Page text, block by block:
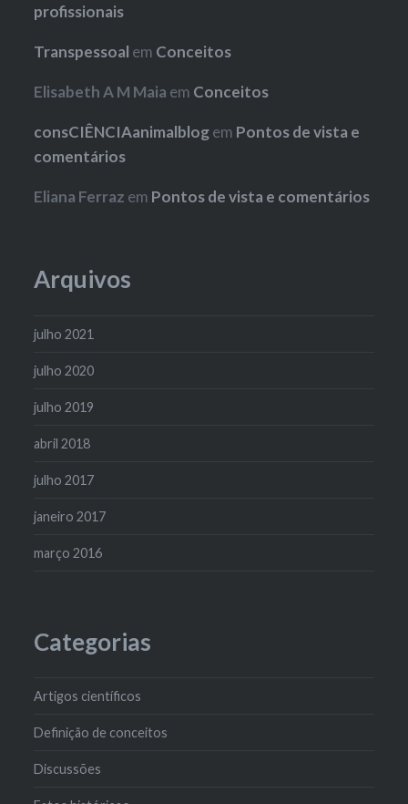
profissionais
Transpessoal em Conceitos
Elisabeth A M Maia em Conceitos
consCIÊNCIAanimalblogem Pontos de vista e
comentários
Eliana Ferraz em Pontos de vista e comentários
Arquivos
julho 2021
julho 2020
julho 2019
abril 2018
julho 2017
janeiro 2017
março 2016
Categorias
Artigos científicos
Definição de conceitos
Discussões